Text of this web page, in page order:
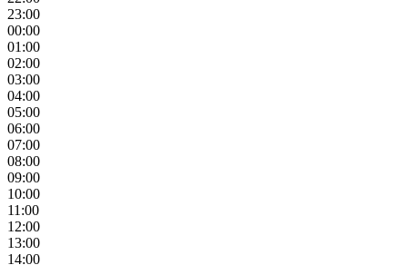
23:00
00:00
01:00
02:00
03:00
04:00
05:00
06:00
07:00
08:00
09:00
10:00
11:00
12:00
13:00
14:00